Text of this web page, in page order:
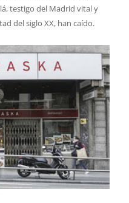
testigo del Madrid vital y
del siglo XX, han caído.